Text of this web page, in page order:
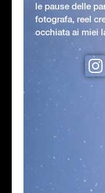
le pause delle
fotografa, reel
occhiata ai miei